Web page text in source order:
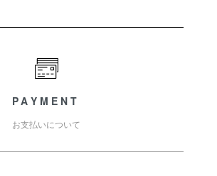
PAYMENT
お支払いについて